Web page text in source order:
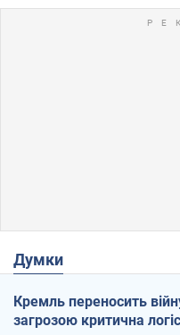
Думки
Кремль переносить
загрозою критична